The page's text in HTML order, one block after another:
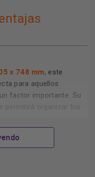
x 748 mm, este
para aquellos
factor importante. Su
permitirá organizar tus
capacidad interior.
, que evita la formación